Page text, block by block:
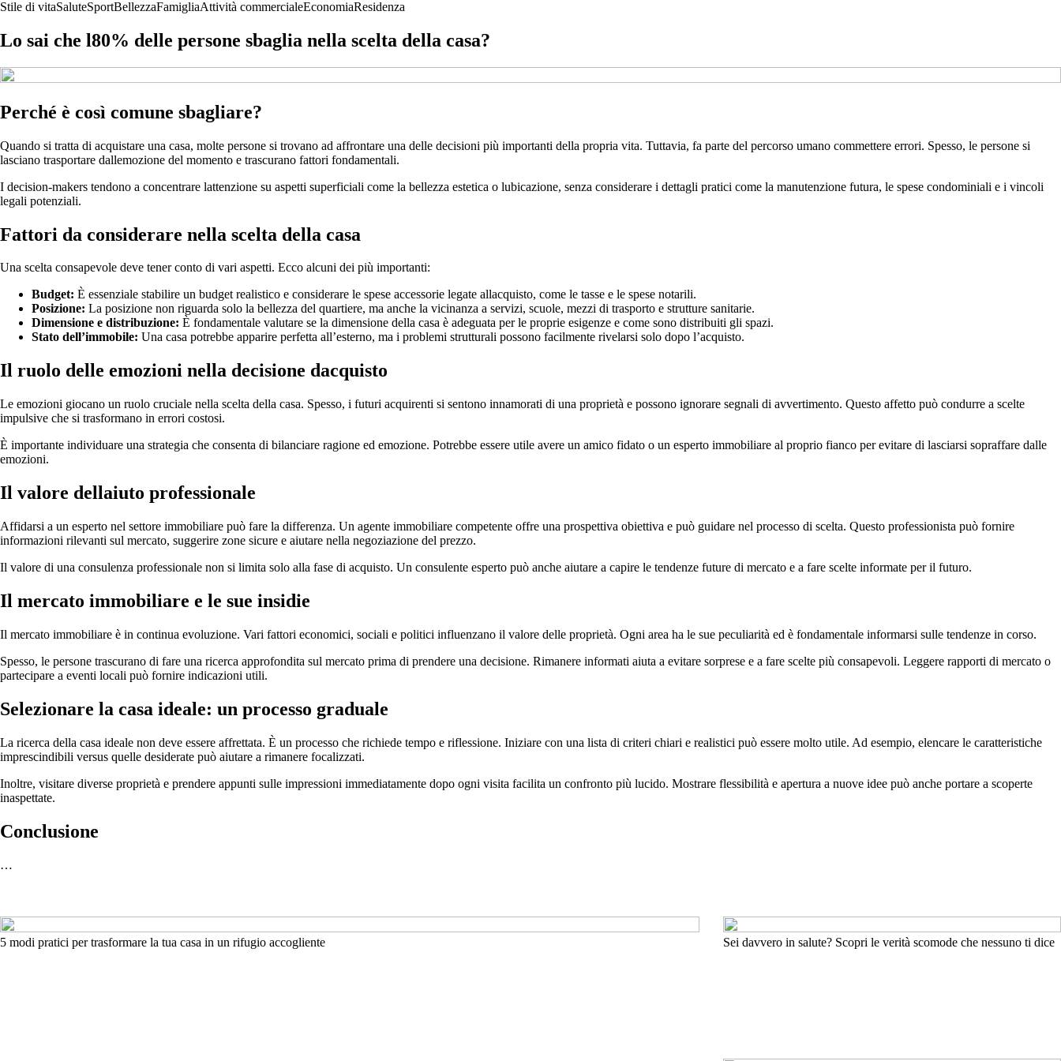
Stile di vitaSaluteSportBellezzaFamigliaAttività commercialeEconomiaResidenza
Lo sai che l80% delle persone sbaglia nella scelta della casa?
Perché è così comune sbagliare?
Quando si tratta di acquistare una casa, molte persone si trovano ad affrontare una delle decisioni più importanti della propria vita. Tuttavia, fa parte del percorso umano commettere errori. Spesso, le persone si
lasciano trasportare dallemozione del momento e trascurano fattori fondamentali.
I decision-makers tendono a concentrare lattenzione su aspetti superficiali come la bellezza estetica o lubicazione, senza considerare i dettagli pratici come la manutenzione futura, le spese condominiali e i vincoli
legali potenziali.
Fattori da considerare nella scelta della casa
Una scelta consapevole deve tener conto di vari aspetti. Ecco alcuni dei più importanti:
Budget: È essenziale stabilire un budget realistico e considerare le spese accessorie legate allacquisto, come le tasse e le spese notarili.
Posizione: La posizione non riguarda solo la bellezza del quartiere, ma anche la vicinanza a servizi, scuole, mezzi di trasporto e strutture sanitarie.
Dimensione e distribuzione: È fondamentale valutare se la dimensione della casa è adeguata per le proprie esigenze e come sono distribuiti gli spazi.
Stato dell’immobile: Una casa potrebbe apparire perfetta all’esterno, ma i problemi strutturali possono facilmente rivelarsi solo dopo l’acquisto.
Il ruolo delle emozioni nella decisione dacquisto
Le emozioni giocano un ruolo cruciale nella scelta della casa. Spesso, i futuri acquirenti si sentono innamorati di una proprietà e possono ignorare segnali di avvertimento. Questo affetto può condurre a scelte
impulsive che si trasformano in errori costosi.
È importante individuare una strategia che consenta di bilanciare ragione ed emozione. Potrebbe essere utile avere un amico fidato o un esperto immobiliare al proprio fianco per evitare di lasciarsi sopraffare dalle
emozioni.
Il valore dellaiuto professionale
Affidarsi a un esperto nel settore immobiliare può fare la differenza. Un agente immobiliare competente offre una prospettiva obiettiva e può guidare nel processo di scelta. Questo professionista può fornire
informazioni rilevanti sul mercato, suggerire zone sicure e aiutare nella negoziazione del prezzo.
Il valore di una consulenza professionale non si limita solo alla fase di acquisto. Un consulente esperto può anche aiutare a capire le tendenze future di mercato e a fare scelte informate per il futuro.
Il mercato immobiliare e le sue insidie
Il mercato immobiliare è in continua evoluzione. Vari fattori economici, sociali e politici influenzano il valore delle proprietà. Ogni area ha le sue peculiarità ed è fondamentale informarsi sulle tendenze in corso.
Spesso, le persone trascurano di fare una ricerca approfondita sul mercato prima di prendere una decisione. Rimanere informati aiuta a evitare sorprese e a fare scelte più consapevoli. Leggere rapporti di mercato o
partecipare a eventi locali può fornire indicazioni utili.
Selezionare la casa ideale: un processo graduale
La ricerca della casa ideale non deve essere affrettata. È un processo che richiede tempo e riflessione. Iniziare con una lista di criteri chiari e realistici può essere molto utile. Ad esempio, elencare le caratteristiche
imprescindibili versus quelle desiderate può aiutare a rimanere focalizzati.
Inoltre, visitare diverse proprietà e prendere appunti sulle impressioni immediatamente dopo ogni visita facilita un confronto più lucido. Mostrare flessibilità e apertura a nuove idee può anche portare a scoperte
inaspettate.
Conclusione
…
5 modi pratici per trasformare la tua casa in un rifugio accogliente Sei davvero in salute? Scopri le verità scomode che nessuno ti dice